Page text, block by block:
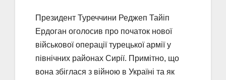
Президент Туреччини Реджеп Тайіп
Ердоган оголосив про початок нової
військової операції турецької армії у
північних районах Сирії. Примітно, що
вона збіглася з війною в Україні та як